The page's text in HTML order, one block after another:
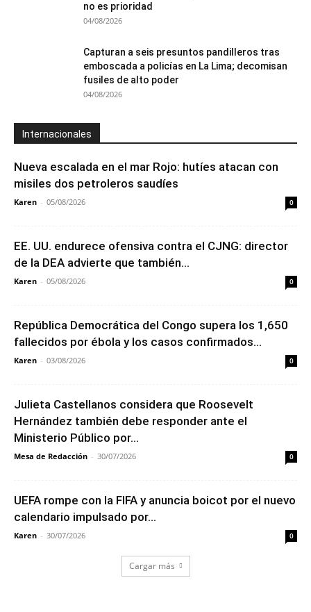
no es prioridad
04/08/2026
Capturan a seis presuntos pandilleros tras
emboscada a policías en La Lima; decomisan
fusiles de alto poder
04/08/2026
Internacionales
Nueva escalada en el mar Rojo: hutíes atacan con
misiles dos petroleros saudíes
Karen - 05/08/2026 0
EE. UU. endurece ofensiva contra el CJNG: director
de la DEA advierte que también...
Karen - 05/08/2026 0
República Democrática del Congo supera los 1,650
fallecidos por ébola y los casos confirmados...
Karen - 03/08/2026 0
Julieta Castellanos considera que Roosevelt
Hernández también debe responder ante el
Ministerio Público por...
Mesa de Redacción - 30/07/2026 0
UEFA rompe con la FIFA y anuncia boicot por el nuevo
calendario impulsado por...
Karen - 30/07/2026 0
Cargar más